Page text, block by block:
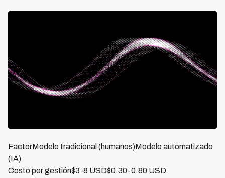
FactorModelo tradicional (humanos)Modelo automatizado
(IA)
Costo por gestión$3-8 USD$0.30-0.80 USD